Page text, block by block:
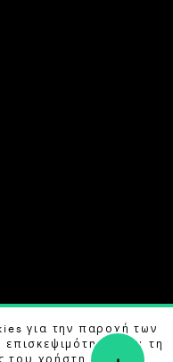
RESERVED.
BYB LABS
για την παροχή των
και τη
του χρήστη. Μάθετε